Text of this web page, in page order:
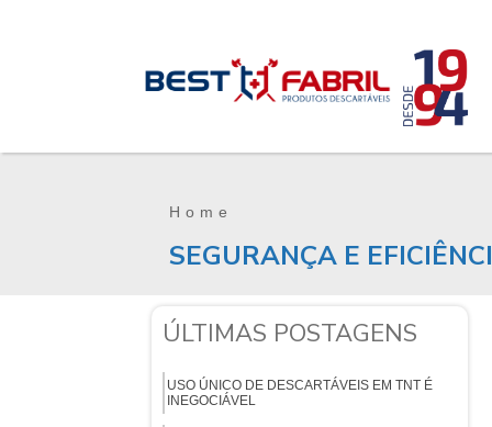
Home
SEGURANÇA E
ÚLTIMAS POSTAGENS
USO ÚNICO DE DESCARTÁVEIS EM TNT É
INEGOCIÁVEL